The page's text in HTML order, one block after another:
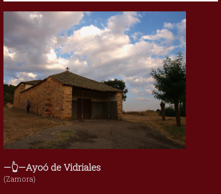
—👆—Ayoó de Vidriales
(Zamora)